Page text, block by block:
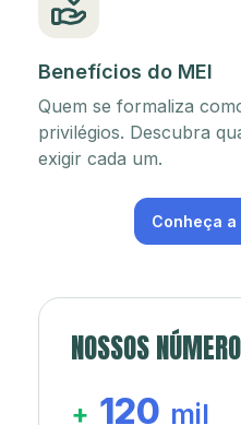
Benefícios do MEI
Quem se formaliza
privilégios. Descubra
exigir cada um.
Conheça a
NOSSOS
+ 120 mil